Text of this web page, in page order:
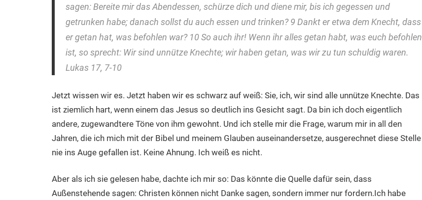
sagen: Bereite mir das Abendessen, schürze dich und diene mir, bis ich gegessen und
getrunken habe; danach sollst du auch essen und trinken? 9 Dankt er etwa dem Knecht, dass
er getan hat, was befohlen war? 10 So auch ihr! Wenn ihr alles getan habt, was euch befohlen
ist, so sprecht: Wir sind unnütze Knechte; wir haben getan, was wir zu tun schuldig waren.
Lukas 17, 7-10
Jetzt wissen wir es. Jetzt haben wir es schwarz auf weiß: Sie, ich, wir sind alle unnütze Knechte. Das
ist ziemlich hart, wenn einem das Jesus so deutlich ins Gesicht sagt. Da bin ich doch eigentlich
andere, zugewandtere Töne von ihm gewohnt. Und ich stelle mir die Frage, warum mir in all den
Jahren, die ich mich mit der Bibel und meinem Glauben auseinandersetze, ausgerechnet diese Stelle
nie ins Auge gefallen ist. Keine Ahnung. Ich weiß es nicht.
Aber als ich sie gelesen habe, dachte ich mir so: Das könnte die Quelle dafür sein, dass
Außenstehende sagen: Christen können nicht Danke sagen, sondern immer nur fordern.Ich habe